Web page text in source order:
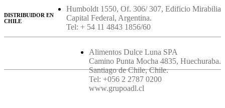
Humboldt 1550, Of. 306/ 307, Edificio Mirabilia
Capital Federal, Argentina.
Tel: + 54 11 4843 1856/60
DISTRIBUIDOR EN
CHILE
Alimentos Dulce Luna SPA
Camino Punta Mocha 4835, Huechuraba.
Santiago de Chile, Chile.
Tel: +056 2 2787 0200
www.grupoadl.cl